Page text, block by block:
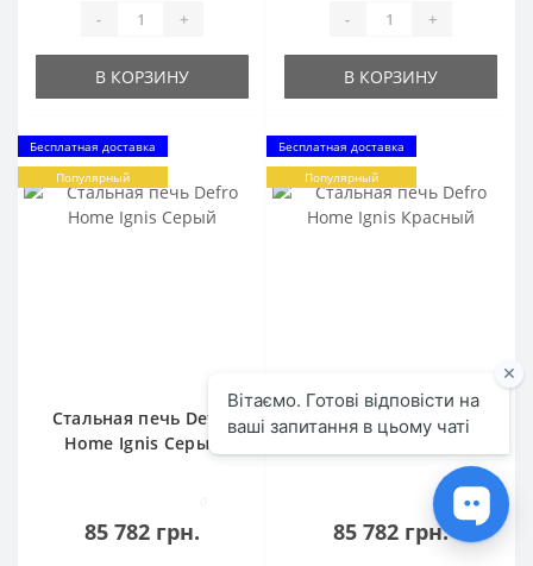
- +
В КОРЗИНУ
- +
В КОРЗИНУ
Бесплатная доставка
Популярный
Стальная печь Defro
Home Ignis Серый
85 782 грн.
Бесплатная доставка
Популярный
Стальная печь Defro
Home Ignis Красный
85 782 грн.